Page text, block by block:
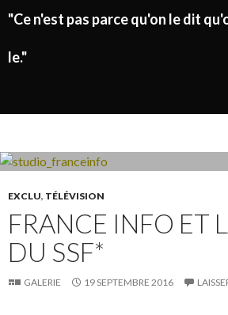
"Ce n'est pas parce qu'on le dit
le."
EXCLU, TÉLÉVISION
FRANCE INFO ET
DU SSF*
GALERIE 19 SEPTEMBRE 2016